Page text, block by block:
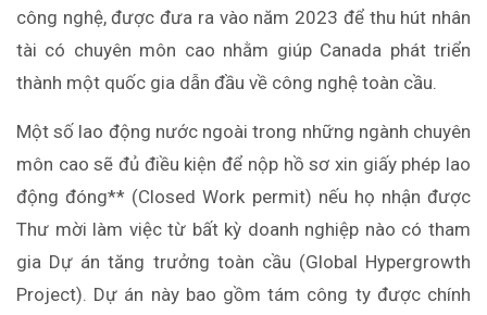
công nghệ, được đưa ra vào năm 2023 để thu hút nhân
tài có chuyên môn cao nhằm giúp Canada phát triển
thành một quốc gia dẫn đầu về công nghệ toàn cầu.
Một số lao động nước ngoài trong những ngành chuyên
môn cao sẽ đủ điều kiện để nộp hồ sơ xin giấy phép lao
động đóng** (Closed Work permit) nếu họ nhận được
Thư mời làm việc từ bất kỳ doanh nghiệp nào có tham
gia Dự án tăng trưởng toàn cầu (Global Hypergrowth
Project). Dự án này bao gồm tám công ty được chính